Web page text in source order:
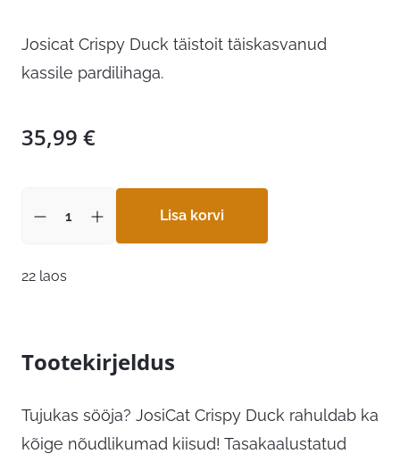
Josicat Crispy Duck täistoit täiskasvanud
kassile pardilihaga.
35,99 €
Lisa korvi
22 laos
Tootekirjeldus
Tujukas sööja? JosiCat Crispy Duck rahuldab ka
kõige nõudlikumad kiisud! Tasakaalustatud